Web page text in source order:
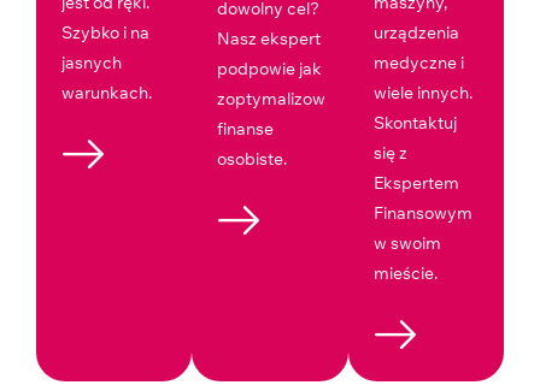
Szybko i na
jasnych
warunkach.
dowolny cel?
Nasz ekspert
podpowie jak
zoptymalizować
finanse
osobiste.
urządzenia
medyczne i
wiele innych.
Skontaktuj
się z
Ekspertem
Finansowym
w swoim
mieście.